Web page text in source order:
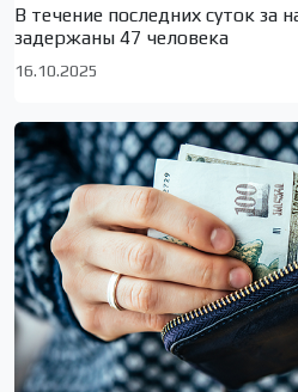
В течение последних суток за
задержаны 47 человека
16.10.2025